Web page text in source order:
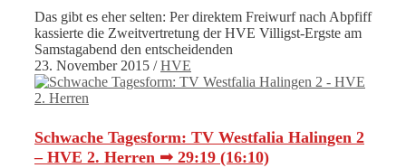
Das gibt es eher selten: Per direktem Freiwurf nach Abpfiff
kassierte die Zweitvertretung der HVE Villigst-Ergste am
Samstagabend den entscheidenden
23. November 2015 /HVE
Schwache Tagesform: TV Westfalia Halingen 2
– HVE 2. Herren ➟ 29:19 (16:10)